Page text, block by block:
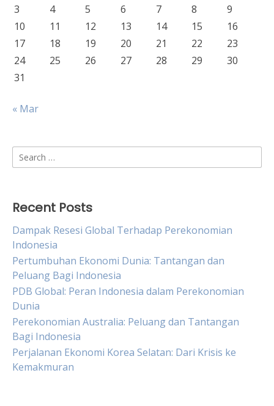
3
4 5 6 7 8
9
10
11 12 13 14 15
16
17
18 19 20 21 22
23
24
25 26 27 28 29
30
31
« Mar
Search
for:
Recent Posts
Dampak Resesi Global Terhadap Perekonomian
Indonesia
Pertumbuhan Ekonomi Dunia: Tantangan dan
Peluang Bagi Indonesia
PDB Global: Peran Indonesia dalam Perekonomian
Dunia
Perekonomian Australia: Peluang dan Tantangan
Bagi Indonesia
Perjalanan Ekonomi Korea Selatan: Dari Krisis ke
Kemakmuran